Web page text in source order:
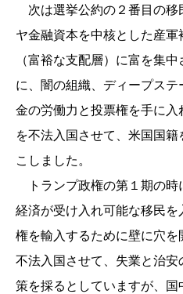
次は選挙公約の２番目の移
ヤ金融資本を中核とした産
（富裕な支配層）に富を集
に、闇の組織、ディープス
金の労働力と投票権を手に
を不法入国させて、米国国
こしました。
トランプ政権の第１期の時
経済が受け入れ可能な移民
権を輸入するために壁に穴
不法入国させて、失業と治
策を採るとしていますが、